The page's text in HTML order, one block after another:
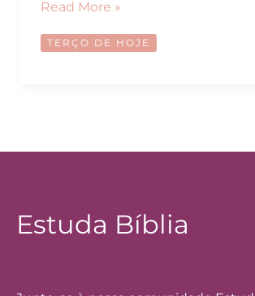
Terço
de
Segunda
Gozosos
Read More »
TERÇO DE HOJE
Estuda Bíblia